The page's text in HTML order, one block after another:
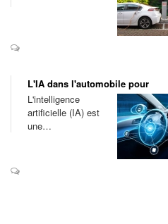
L'IA dans l'automobile pour
L'intelligence
artificielle (IA) est
une…